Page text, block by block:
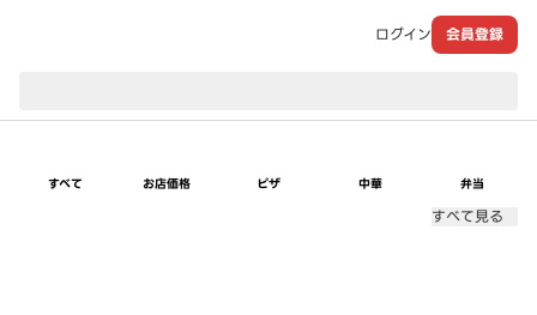
ログイン 会員登録
すべて お店価格 ピザ 中華 弁当
すべて見る